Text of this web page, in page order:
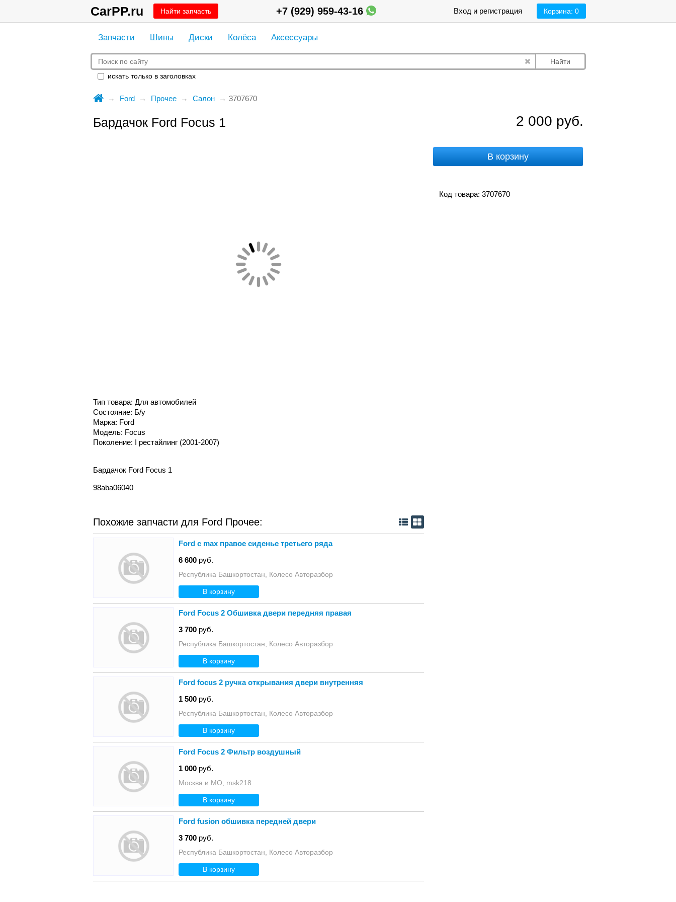
CarPP.ru Найти запчасть Корзина: 0
Вход и регистрация
+7 (929) 959-43-16
Запчасти Шины Диски Колёса Аксессуары
Найти
искать только в заголовках
Ford Прочее Салон 3707670
Бардачок Ford Focus 1 2 000 руб.
В корзину
Код товара: 3707670
Тип товара: Для автомобилей
Состояние: Б/у
Марка: Ford
Модель: Focus
Поколение: I рестайлинг (2001-2007)
Бардачок Ford Focus 1
98aba06040
Похожие запчасти для Ford Прочее:
Ford c max правое сиденье третьего ряда
6 600 руб.
Республика Башкортостан, Колесо Авторазбор
В корзину
Ford Focus 2 Обшивка двери передняя правая
3 700 руб.
Республика Башкортостан, Колесо Авторазбор
В корзину
Ford focus 2 ручка открывания двери внутренняя
1 500 руб.
Республика Башкортостан, Колесо Авторазбор
В корзину
Ford Focus 2 Фильтр воздушный
1 000 руб.
Москва и МО, msk218
В корзину
Ford fusion обшивка передней двери
3 700 руб.
Республика Башкортостан, Колесо Авторазбор
В корзину